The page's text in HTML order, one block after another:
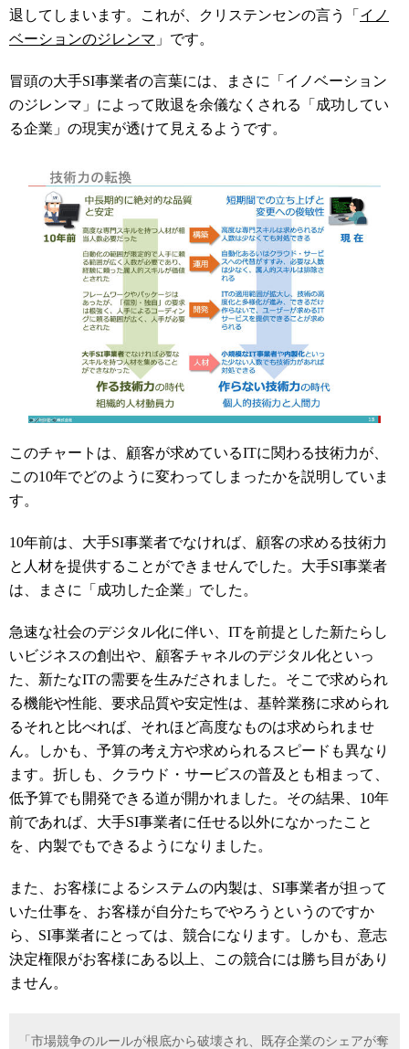
退してしまいます。これが、クリステンセンの言う「 イノ
ベーションのジレンマ 」です。
冒頭の大手SI事業者の言葉には、まさに「イノベーション
のジレンマ」によって敗退を余儀なくされる「成功してい
る企業」の現実が透けて見えるようです。
このチャートは、顧客が求めているITに関わる技術力が、
この10年でどのように変わってしまったかを説明していま
す。
10年前は、大手SI事業者でなければ、顧客の求める技術力
と人材を提供することができませんでした。大手SI事業者
は、まさに「成功した企業」でした。
急速な社会のデジタル化に伴い、 ITを前提とした新たらし
いビジネスの創出や、顧客チャネルのデジタル化といっ
た、新たなITの需要を生みだされました。そこで求められ
る機能や性能、要求品質や安定性は、基幹業務に求められ
るそれと比べれば、それほど高度なものは求められませ
ん。しかも、予算の考え方や求められるスピードも異なり
ます。折しも、クラウド・サービスの普及とも相まって、
低予算でも開発できる道が開かれました。その結果、 10年
前であれば、大手SI事業者に任せる以外になかったこと
を、内製でもできるようになりました。
また、お客様によるシステムの内製は、 SI事業者が担って
いた仕事を、お客様が自分たちでやろうというのですか
ら、 SI事業者にとっては、競合になります。しかも、意志
決定権限がお客様にある以上、この競合には勝ち目があり
ません。
「市場競争のルールが根底から破壊され、既存企業のシェアが奪